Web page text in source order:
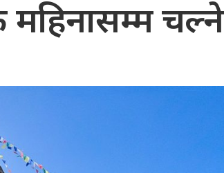
महिनासम्म चल्ने